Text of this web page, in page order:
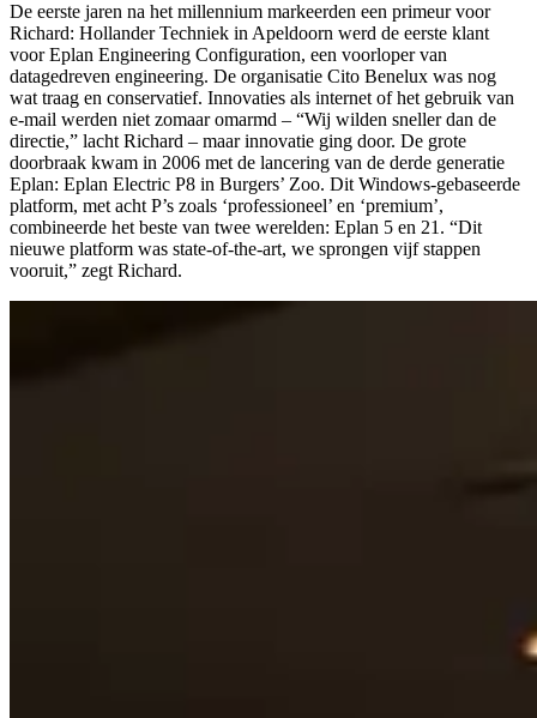
De eerste jaren na het millennium markeerden een primeur voor
Richard: Hollander Techniek in Apeldoorn werd de eerste klant
voor Eplan Engineering Configuration, een voorloper van
datagedreven engineering. De organisatie Cito Benelux was nog
wat traag en conservatief. Innovaties als internet of het gebruik van
e-mail werden niet zomaar omarmd – “Wij wilden sneller dan de
directie,” lacht Richard – maar innovatie ging door. De grote
doorbraak kwam in 2006 met de lancering van de derde generatie
Eplan: Eplan Electric P8 in Burgers’ Zoo. Dit Windows-gebaseerde
platform, met acht P’s zoals ‘professioneel’ en ‘premium’,
combineerde het beste van twee werelden: Eplan 5 en 21. “Dit
nieuwe platform was state-of-the-art, we sprongen vijf stappen
vooruit,” zegt Richard.